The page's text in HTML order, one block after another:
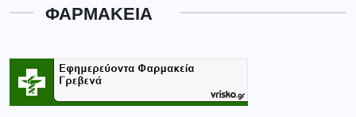
ΦΑΡΜΑΚΕΙΑ